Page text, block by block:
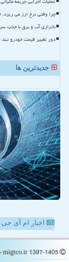
چرا وقتی نرخ ارز می
ناترازی آب و برق با جذب
دور تغییر قیمت خودرو
جدیدترین ها
اخبار ام آی